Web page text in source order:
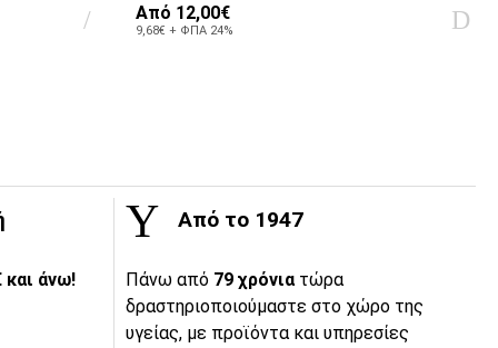
Από 12,00€
9,68€ + ΦΠΑ 24%
και άνω!
Από το 1947
Πάνω από 79 χρόνια τώρα
δραστηριοποιούμαστε στο χώρο της
υγείας, με προϊόντα και υπηρεσίες